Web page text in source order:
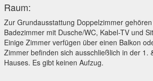
Raum:
Zur Grundausstattung Doppelzimmer
Badezimmer mit Dusche/WC, Kabel-TV und
Einige Zimmer verfügen über einen Balkon
Zimmer befinden sich ausschließlich in der 1.
Hauses. Es gibt keinen Aufzug.